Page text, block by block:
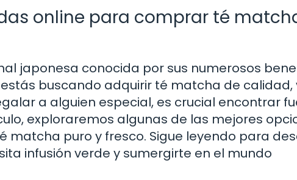
online para comprar té
japonesa conocida por sus numerosos
buscando adquirir té matcha de calidad,
a alguien especial, es crucial encontrar
exploraremos algunas de las mejores
puro y fresco. Sigue leyendo para
infusión verde y sumergirte en el mundo